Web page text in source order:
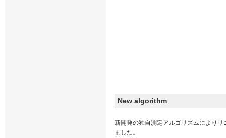
New algorithm
新開発の独自測定アルゴリズムにより
ました。